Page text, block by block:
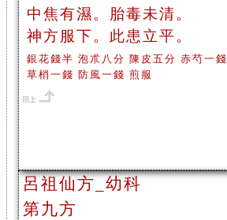
中焦有濕。胎毒未清。
神方服下。此患立平。
銀花錢半 泡朮八分 陳皮五分 赤芍一錢
草梢一錢 防風一錢 煎服
呂祖仙方_幼科
第九方